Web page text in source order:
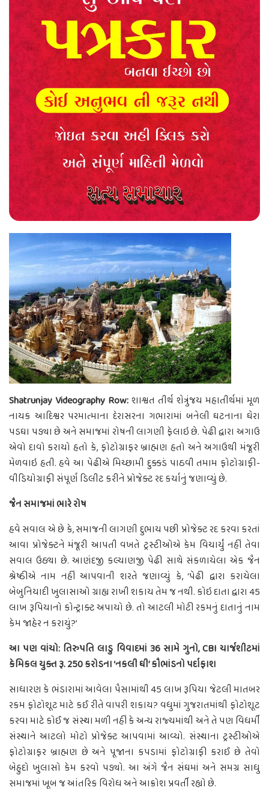
Shatrunjay Videography Row:શાશ્વત તીર્થ શેત્રુંજય મહાતીર્થમાં મૂળ
નાયક આદિશ્વર પરમાત્માના દેરાસરના ગભારામાં બનેલી ઘટનાના ઘેરા
પડઘા પડ્યા છે અને સમાજમાં રોષની લાગણી ફેલાઇ છે. પેઢી દ્વારા અગાઉ
એવો દાવો કરાયો હતો કે, ફોટોગ્રાફર બ્રાહ્મણ હતો અને અગાઉથી મંજૂરી
મેળવાઇ હતી. હવે આ પેઢીએ મિચ્છામી દુક્કડં પાઠવી તમામ ફોટોગ્રાફી-
વીડિયોગ્રાફી સંપૂર્ણ ડિલીટ કરીને પ્રોજેક્ટ રદ કર્યાનું જણાવ્યું છે.
જૈન સમાજમાં ભારે રોષ
હવે સવાલ એ છે કે, સમાજની લાગણી દુભાય પછી પ્રોજેક્ટ રદ કરવા કરતાં
આવા પ્રોજેક્ટને મંજૂરી આપતી વખતે ટ્રસ્ટીઓએ કેમ વિચાર્યું નહીં તેવા
સવાલ ઉઠ્યા છે. આણંદજી કલ્યાણજી પેઢી સાથે સંકળાયેલા એક જૈન
શ્રેષ્ઠીએ નામ નહીં આપવાની શરતે જણાવ્યું કે, ‘પેઢી દ્વારા કરાયેલા
બેબુનિયાદી ખુલાસાઓ ગ્રાહ્ય રાખી શકાય તેમ જ નથી. કોઇ દાતા દ્વારા 45
લાખ રૂપિયાનો કોન્ટ્રાક્ટ અપાયો છે. તો આટલી મોટી રકમનું દાતાનું નામ
કેમ જાહેર ન કરાયું?’
આ પણ વાંચો: તિરુપતિ લાડુ વિવાદમાં 36 સામે ગુનો, CBI ચાર્જશીટમાં
કેમિકલ યુક્ત રૂ. 250 કરોડના ‘નકલી ઘી’ કૌભાંડનો પર્દાફાશ
સાધારણ કે ભંડારામાં આવેલા પૈસામાંથી 45 લાખ રૂપિયા જેટલી માતબર
રકમ ફોટોશૂટ માટે કઈ રીતે વાપરી શકાય? વધુમાં ગુજરાતમાંથી ફોટોશૂટ
કરવા માટે કોઈ જ સંસ્થા મળી નહીં કે અન્ય રાજ્યમાંથી અને તે પણ વિધર્મી
સંસ્થાને આટલો મોટો પ્રોજેક્ટ આપવામાં આવ્યો. સંસ્થાના ટ્રસ્ટીઓએ
ફોટોગ્રાફર બ્રાહ્મણ છે અને પૂજાના કપડામાં ફોટોગ્રાફી કરાઈ છે તેવો
બેહુદો ખુલાસો કેમ કરવો પડ્યો. આ અંગે જૈન સંઘમાં અને સમગ્ર સાધુ
સમાજમાં ખૂબ જ આંતરિક વિરોધ અને આક્રોશ પ્રવર્તી રહ્યો છે.